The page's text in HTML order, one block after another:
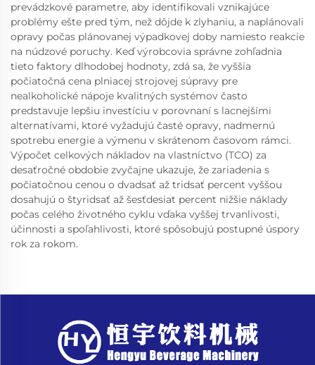
prevádzkové parametre, aby identifikovali vznikajúce
problémy ešte pred tým, než dôjde k zlyhaniu, a naplánovali
opravy počas plánovanej výpadkovej doby namiesto reakcie
na núdzové poruchy. Keď výrobcovia správne zohľadnia
tieto faktory dlhodobej hodnoty, zdá sa, že vyššia
počiatočná cena plniacej strojovej súpravy pre
nealkoholické nápoje kvalitných systémov často
predstavuje lepšiu investíciu v porovnaní s lacnejšími
alternatívami, ktoré vyžadujú časté opravy, nadmernú
spotrebu energie a výmenu v skrátenom časovom rámci.
Výpočet celkových nákladov na vlastníctvo (TCO) za
desaťročné obdobie zvyčajne ukazuje, že zariadenia s
počiatočnou cenou o dvadsať až tridsať percent vyššou
dosahujú o štyridsať až šesťdesiat percent nižšie náklady
počas celého životného cyklu vďaka vyššej trvanlivosti,
účinnosti a spoľahlivosti, ktoré spôsobujú postupné úspory
rok za rokom.